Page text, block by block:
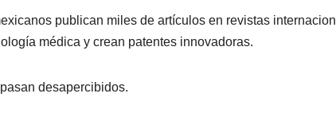
publican miles de artículos en revistas
médica y crean patentes innovadoras.
desapercibidos.